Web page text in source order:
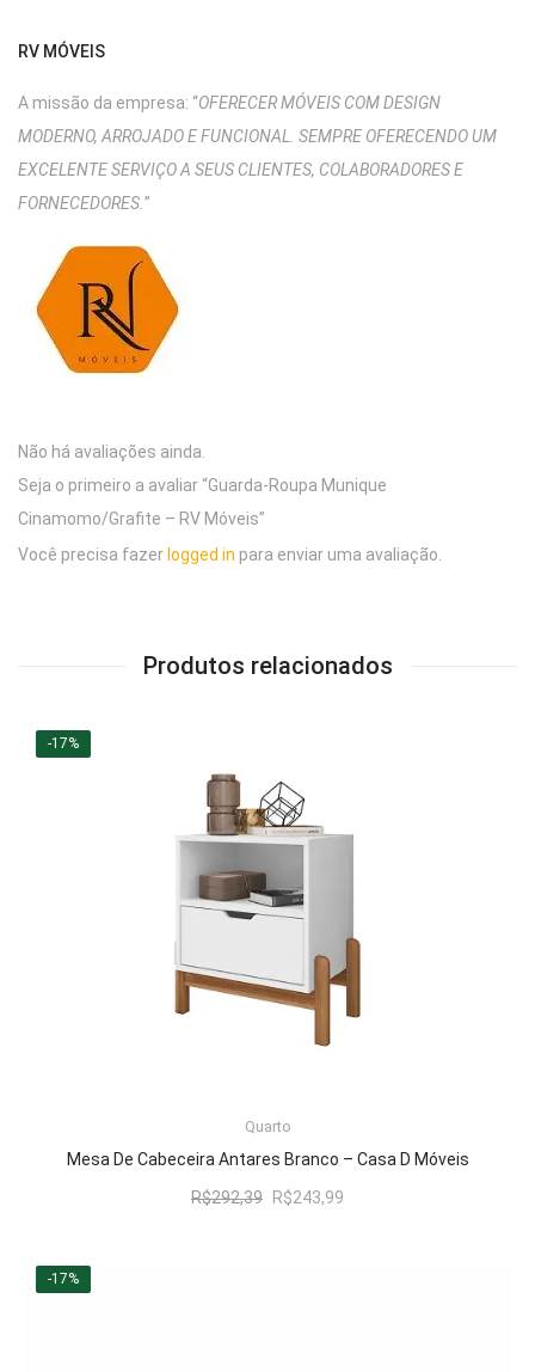
RV MÓVEIS
A missão da empresa: “OFERECER MÓVEIS COM DESIGN
MODERNO, ARROJADO E FUNCIONAL. SEMPRE OFERECENDO UM
EXCELENTE SERVIÇO A SEUS CLIENTES, COLABORADORES E
FORNECEDORES. ”
Não há avaliações ainda.
Seja o primeiro a avaliar “Guarda-Roupa Munique
Cinamomo/Grafite – RV Móveis”
Você precisa fazer logged in para enviar uma avaliação.
Produtos relacionados
-17%
Quarto
Mesa De Cabeceira Antares Branco – Casa D Móveis
R$292,39 O
R$243,99
LER MAIS
-17%